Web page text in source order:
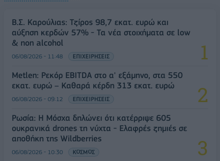
Β.Σ. Καρούλιας: Τζίρος 98,7 εκατ. ευρώ και
αύξηση κερδών 57% - Τα νέα στοιχήματα σε low
& non alcohol
06/08/2026 - 11:48 ΕΠΙΧΕΙΡΗΣΕΙΣ
Metlen: Ρεκόρ EBITDA στο α' εξάμηνο, στα 550
εκατ. ευρώ – Καθαρά κέρδη 313 εκατ. ευρώ
06/08/2026 - 09:12 ΕΠΙΧΕΙΡΗΣΕΙΣ
Ρωσία: Η Μόσχα δηλώνει ότι κατέρριψε 605
ουκρανικά drones τη νύχτα - Ελαφρές ζημιές σε
αποθήκη της Wildberries
06/08/2026 - 10:30 ΚΟΣΜΟΣ